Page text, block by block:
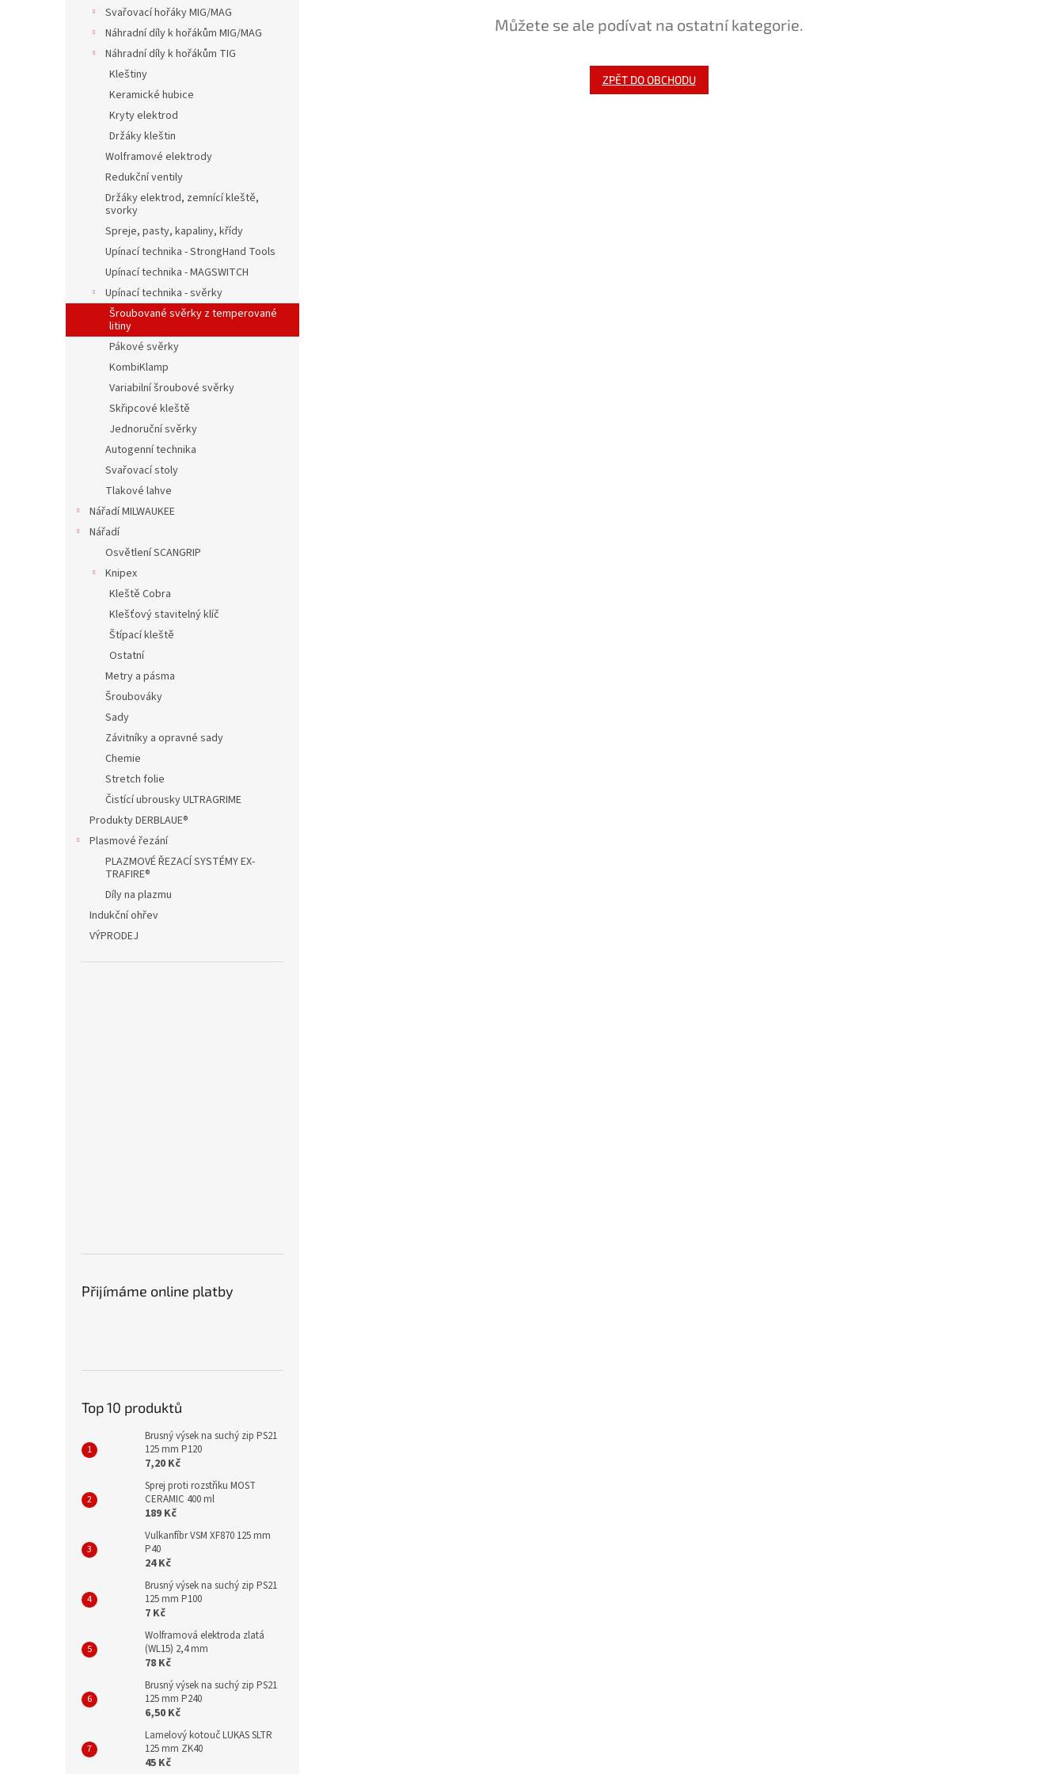
Svařovací hořáky MIG/MAG
Náhradní díly k hořákům MIG/MAG
Náhradní díly k hořákům TIG
Kleštiny
Keramické hubice
Kryty elektrod
Držáky kleštin
Wolframové elektrody
Redukční ventily
Držáky elektrod, zemnící kleště,
svorky
Spreje, pasty, kapaliny, křídy
Upínací technika - StrongHand Tools
Upínací technika - MAGSWITCH
Upínací technika - svěrky
Šroubované svěrky z temperované
litiny
Pákové svěrky
KombiKlamp
Variabilní šroubové svěrky
Skřipcové kleště
Jednoruční svěrky
Autogenní technika
Svařovací stoly
Tlakové lahve
Nářadí MILWAUKEE
Nářadí
Osvětlení SCANGRIP
Knipex
Kleště Cobra
Klešťový stavitelný klíč
Štípací kleště
Ostatní
Metry a pásma
Šroubováky
Sady
Závitníky a opravné sady
Chemie
Stretch folie
Čistící ubrousky ULTRAGRIME
Produkty DERBLAUE®
Plasmové řezání
PLAZMOVÉ ŘEZACÍ SYSTÉMY EX-
TRAFIRE®
Díly na plazmu
Indukční ohřev
VÝPRODEJ
Přijímáme online platby
Top 10 produktů
Brusný výsek na suchý zip PS21
125 mm P120
7,20 Kč
Sprej proti rozstřiku MOST
CERAMIC 400 ml
189 Kč
Vulkanfíbr VSM XF870 125 mm
P40
24 Kč
Brusný výsek na suchý zip PS21
125 mm P100
7 Kč
Wolframová elektroda zlatá
(WL15) 2,4 mm
78 Kč
Brusný výsek na suchý zip PS21
125 mm P240
6,50 Kč
Lamelový kotouč LUKAS SLTR
125 mm ZK40
45 Kč
Můžete se ale podívat na ostatní kategorie.
ZPĚT DO OBCHODU